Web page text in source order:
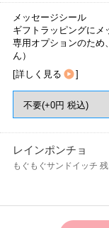
メッセージシール
ギフトラッピングにメ
専用オプションのため
ん）
[詳しく見る ]
レインポンチョ
もぐもぐサンドイッチ